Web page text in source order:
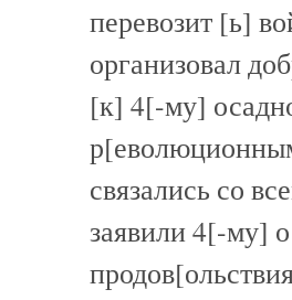
перевозит [ь]
организовал
[к] 4[-му]
связались со
заявили 4[-му]